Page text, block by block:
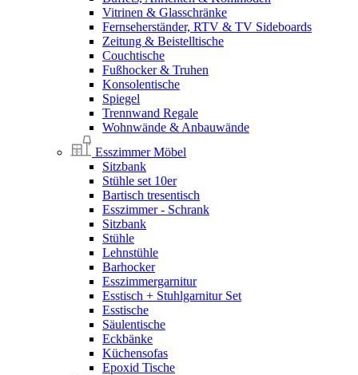
Vitrinen & Glasschränke
Fernseherständer, RTV & TV Sideboards
Zeitung & Beistelltische
Couchtische
Fußhocker & Truhen
Konsolentische
Spiegel
Trennwand Regale
Wohnwände & Anbauwände
Esszimmer Möbel
Sitzbank
Stühle set 10er
Bartisch tresentisch
Esszimmer - Schrank
Sitzbank
Stühle
Lehnstühle
Barhocker
Esszimmergarnitur
Esstisch + Stuhlgarnitur Set
Esstische
Säulentische
Eckbänke
Küchensofas
Epoxid Tische